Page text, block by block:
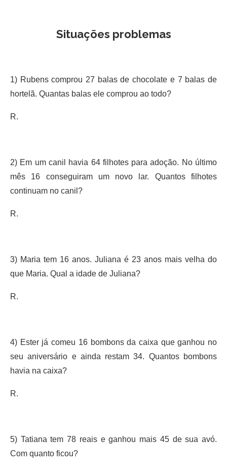
Situações problemas
1) Rubens comprou 27 balas de chocolate e 7 balas de
hortelã. Quantas balas ele comprou ao todo?
R.
2) Em um canil havia 64 filhotes para adoção. No último
mês 16 conseguiram um novo lar. Quantos filhotes
continuam no canil?
R.
3) Maria tem 16 anos. Juliana é 23 anos mais velha do
que Maria. Qual a idade de Juliana?
R.
4) Ester já comeu 16 bombons da caixa que ganhou no
seu aniversário e ainda restam 34. Quantos bombons
havia na caixa?
R.
5) Tatiana tem 78 reais e ganhou mais 45 de sua avó.
Com quanto ficou?